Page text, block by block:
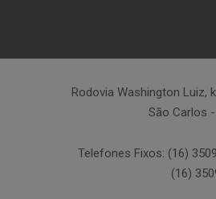
Rodovia Washington Luiz,
São Carlos
Telefones Fixos: (16)
(16)